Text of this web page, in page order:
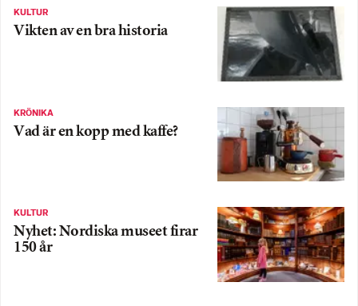
KULTUR
Vikten av en bra historia
KRÖNIKA
Vad är en kopp med kaffe?
KULTUR
Nyhet: Nordiska museet firar
150 år